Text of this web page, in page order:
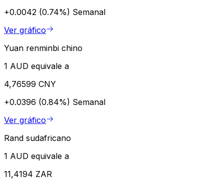
+0.0042 (0.74%) Semanal
Ver gráfico
Yuan renminbi chino
1 AUD equivale a
4,76599 CNY
+0.0396 (0.84%) Semanal
Ver gráfico
Rand sudafricano
1 AUD equivale a
11,4194 ZAR